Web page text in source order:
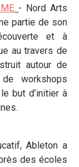
- Nord Arts
partie de son
et à
au travers de
autour de
de workshops
but d’initier à
Ableton a
des écoles